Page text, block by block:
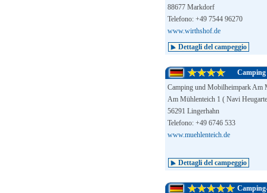
88677 Markdorf
Telefono: +49 7544 96270
www.wirthshof.de
Dettagli del campeggio
Camping und Mobilheimpark Am
Am Mühlenteich 1 ( Navi
56291 Lingerhahn
Telefono: +49 6746 533
www.muehlenteich.de
Dettagli del campeggio